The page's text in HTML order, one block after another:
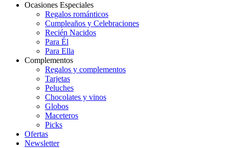
Ocasiones Especiales
Regalos románticos
Cumpleaños y Celebraciones
Recién Nacidos
Para Él
Para Ella
Complementos
Regalos y complementos
Tarjetas
Peluches
Chocolates y vinos
Globos
Maceteros
Picks
Ofertas
Newsletter